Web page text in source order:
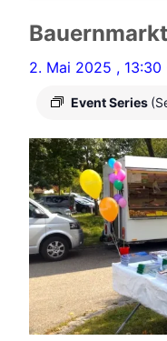
2. Mai 2025 , 13:30
Event Series